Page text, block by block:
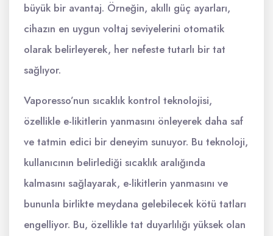
büyük bir avantaj. Örneğin, akıllı güç ayarları,
cihazın en uygun voltaj seviyelerini otomatik
olarak belirleyerek, her nefeste tutarlı bir tat
sağlıyor.
Vaporesso’nun sıcaklık kontrol teknolojisi,
özellikle e-likitlerin yanmasını önleyerek daha saf
ve tatmin edici bir deneyim sunuyor. Bu teknoloji,
kullanıcının belirlediği sıcaklık aralığında
kalmasını sağlayarak, e-likitlerin yanmasını ve
bununla birlikte meydana gelebilecek kötü tatları
engelliyor. Bu, özellikle tat duyarlılığı yüksek olan